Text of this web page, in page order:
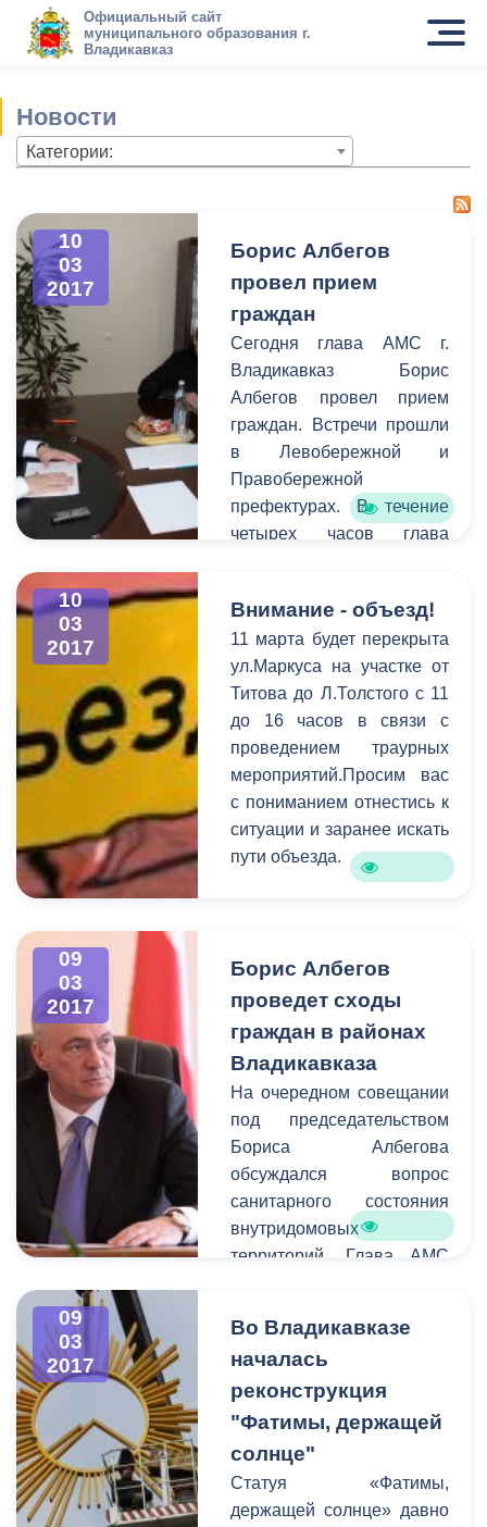
Официальный сайт
муниципального образования г.
Владикавказ
Новости
Категории:
10
03
2017
Борис Албегов
провел прием
граждан
Сегодня глава АМС г.
Владикавказ Борис
Албегов провел прием
граждан. Встречи прошли
в Левобережной и
Правобережной
префектурах. В течение
четырех часов глава
Для более детального
выяснения проблем, с
которыми пришли
горожане, к разговору
были приглашены
руководители структурных
подразделений АМС.
Самыми актуальными в
ходе приема стали
коммунальные и
жилищные проблемы,
начинающих
предпринимателей, а
также благоустройство
10
03
2017
Внимание - объезд!
11 марта будет перекрыта
ул.Маркуса на участке от
Титова до Л.Толстого с 11
до 16 часов в связи с
проведением траурных
мероприятий.Просим вас
с пониманием отнестись к
ситуации и заранее искать
пути объезда.
09
03
2017
Борис Албегов
проведет сходы
граждан в районах
Владикавказа
На очередном совещании
под председательством
Бориса Албегова
обсуждался вопрос
санитарного состояния
внутридомовых
территорий. Глава АМС
жителями
многоквартирных домов.
Так как вышеуказанные
территории являются
зоной ответственности
управляющих компаний
совместно,
09
03
2017
Во Владикавказе
началась
реконструкция
"Фатимы, держащей
солнце"
Статуя «Фатимы,
держащей солнце» давно